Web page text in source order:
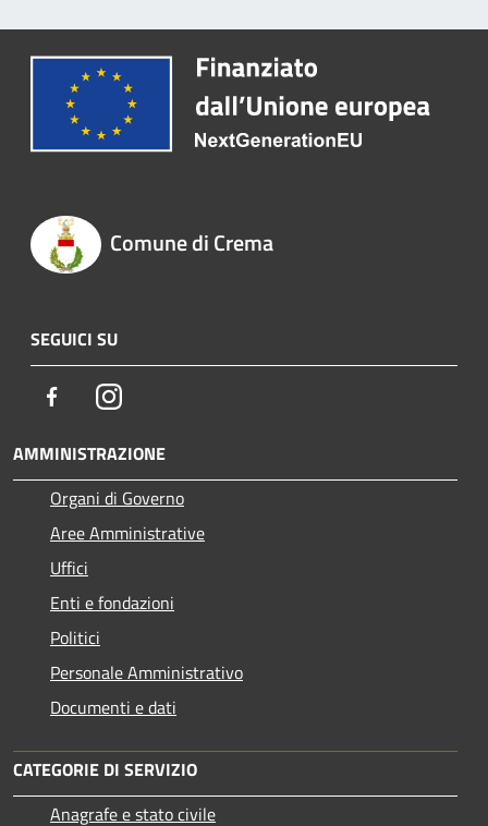
Comune di Crema
SEGUICI SU
FacebookInstagram
AMMINISTRAZIONE
Organi di Governo
Aree Amministrative
Uffici
Enti e fondazioni
Politici
Personale Amministrativo
Documenti e dati
CATEGORIE DI SERVIZIO
Anagrafe e stato civile